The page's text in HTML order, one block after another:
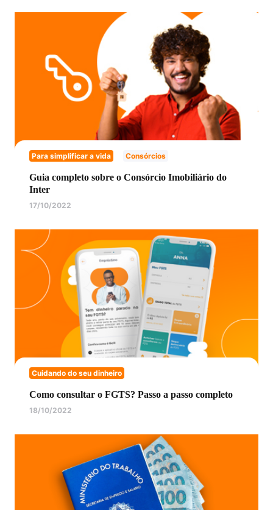
Para simplificar a vida Consórcios
Guia completo sobre o Consórcio Imobiliário do
Inter
17/10/2022
Cuidando do seu dinheiro
Como consultar o FGTS? Passo a passo completo
18/10/2022